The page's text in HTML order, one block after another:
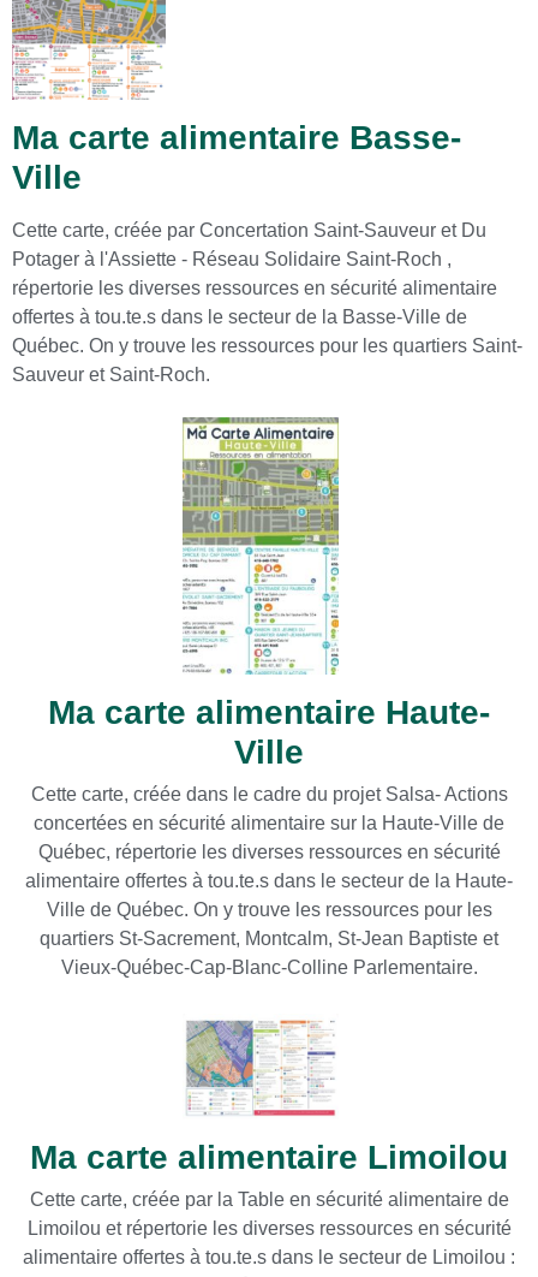
Ma carte alimentaire Basse-
Ville
Cette carte, créée par Concertation Saint-Sauveur et Du
Potager à l'Assiette - Réseau Solidaire Saint-Roch ,
répertorie les diverses ressources en sécurité alimentaire
offertes à tou.te.s dans le secteur de la Basse-Ville de
Québec. On y trouve les ressources pour les quartiers Saint-
Sauveur et Saint-Roch.
Ma carte alimentaire Haute-
Ville
Cette carte, créée dans le cadre du projet Salsa- Actions
concertées en sécurité alimentaire sur la Haute-Ville de
Québec, répertorie les diverses ressources en sécurité
alimentaire offertes à tou.te.s dans le secteur de la Haute-
Ville de Québec. On y trouve les ressources pour les
quartiers St-Sacrement, Montcalm, St-Jean Baptiste et
Vieux-Québec-Cap-Blanc-Colline Parlementaire.
Ma carte alimentaire Limoilou
Cette carte, créée par la Table en sécurité alimentaire de
Limoilou et répertorie les diverses ressources en sécurité
alimentaire offertes à tou.te.s dans le secteur de Limoilou :